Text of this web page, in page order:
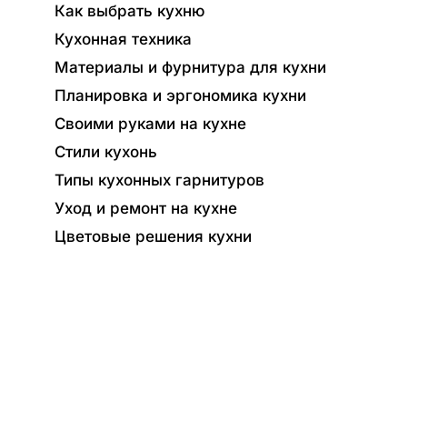
Как выбрать кухню
Кухонная техника
Материалы и фурнитура для кухни
Планировка и эргономика кухни
Своими руками на кухне
Стили кухонь
Типы кухонных гарнитуров
Уход и ремонт на кухне
Цветовые решения кухни